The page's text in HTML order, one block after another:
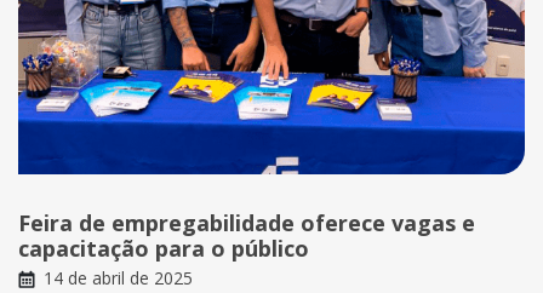
Feira de empregabilidade oferece vagas e
capacitação para o público
14 de abril de 2025